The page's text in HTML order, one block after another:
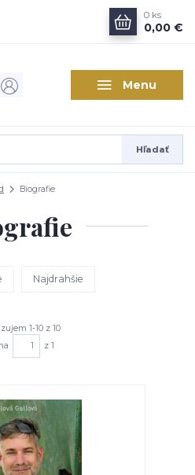
Menu
Hľadať
0 ks
0,00 €
Biografie
Najdrahšie
1-10 z 10
z 1